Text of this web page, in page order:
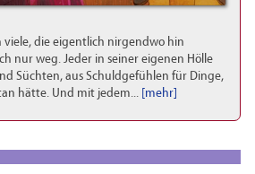
viele, die eigentlich nirgendwo hin
nur weg. Jeder in seiner eigenen Hölle
Süchten, aus Schuldgefühlen für Dinge,
hätte. Und mit jedem... [mehr]